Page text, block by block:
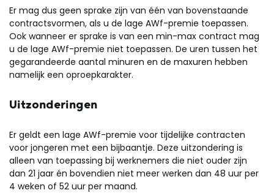
Er mag dus geen sprake zijn van één van bovenstaande
contractsvormen, als u de lage AWf-premie toepassen.
Ook wanneer er sprake is van een min-max contract mag
u de lage AWf-premie niet toepassen. De uren tussen het
gegarandeerde aantal minuren en de maxuren hebben
namelijk een oproepkarakter.
Uitzonderingen
Er geldt een lage AWf-premie voor tijdelijke contracten
voor jongeren met een bijbaantje. Deze uitzondering is
alleen van toepassing bij werknemers die niet ouder zijn
dan 21 jaar én bovendien niet meer werken dan 48 uur per
4 weken of 52 uur per maand.